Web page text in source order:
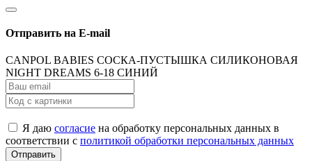
Отправить на E-mail
CANPOL BABIES СОСКА-ПУСТЫШКА СИЛИКОНОВАЯ
NIGHT DREAMS 6-18 СИНИЙ
Я даю согласие на обработку персональных данных в
соответствии с политикой обработки персональных данных
Отправить